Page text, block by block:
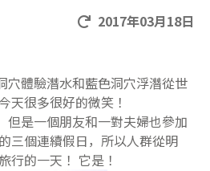
2017年03月18日
穴體驗潛水和藍色洞穴浮潛從世
天很多很好的微笑！
但是一個朋友和一對夫婦也參加
三個連續假日，所以人群從明
行的一天！ 它是！